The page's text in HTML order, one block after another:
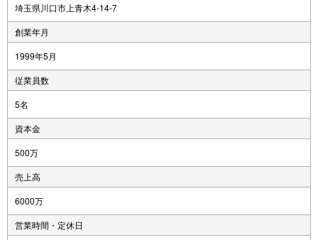
埼玉県川口市上青木4-14-7
創業年月
1999年5月
従業員数
5名
資本金
500万
売上高
6000万
営業時間・定休日